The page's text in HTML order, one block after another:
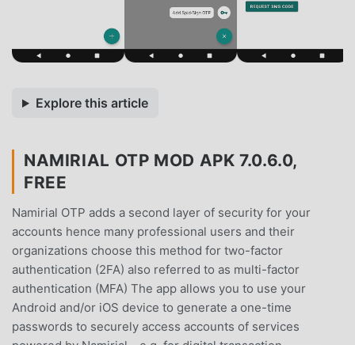
Explore this article
NAMIRIAL OTP MOD APK 7.0.6.0,
FREE
Namirial OTP adds a second layer of security for your
accounts hence many professional users and their
organizations choose this method for two-factor
authentication (2FA) also referred to as multi-factor
authentication (MFA) The app allows you to use your
Android and/or iOS device to generate a one-time
passwords to securely access accounts of services